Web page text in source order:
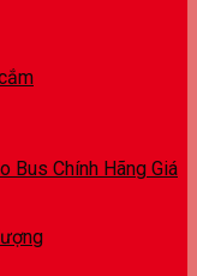
Bus Chính Hãng Giá